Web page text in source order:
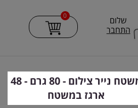
שלום
התחבר
0
משטח נייר צילום - 80 גרם - 48
ארגז במשטח